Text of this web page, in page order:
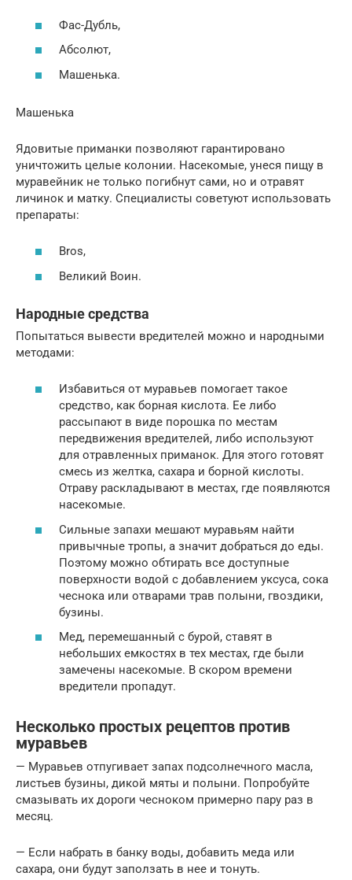
Фас-Дубль,
Абсолют,
Машенька.
Машенька
Ядовитые приманки позволяют гарантировано
уничтожить целые колонии. Насекомые, унеся пищу в
муравейник не только погибнут сами, но и отравят
личинок и матку. Специалисты советуют использовать
препараты:
Bros,
Великий Воин.
Народные средства
Попытаться вывести вредителей можно и народными
методами:
Избавиться от муравьев помогает такое
средство, как борная кислота. Ее либо
рассыпают в виде порошка по местам
передвижения вредителей, либо используют
для отравленных приманок. Для этого готовят
смесь из желтка, сахара и борной кислоты.
Отраву раскладывают в местах, где появляются
насекомые.
Сильные запахи мешают муравьям найти
привычные тропы, а значит добраться до еды.
Поэтому можно обтирать все доступные
поверхности водой с добавлением уксуса, сока
чеснока или отварами трав полыни, гвоздики,
бузины.
Мед, перемешанный с бурой, ставят в
небольших емкостях в тех местах, где были
замечены насекомые. В скором времени
вредители пропадут.
Несколько простых рецептов против
муравьев
— Муравьев отпугивает запах подсолнечного масла,
листьев бузины, дикой мяты и полыни. Попробуйте
смазывать их дороги чесноком примерно пару раз в
месяц.
— Если набрать в банку воды, добавить меда или
сахара, они будут заползать в нее и тонуть.